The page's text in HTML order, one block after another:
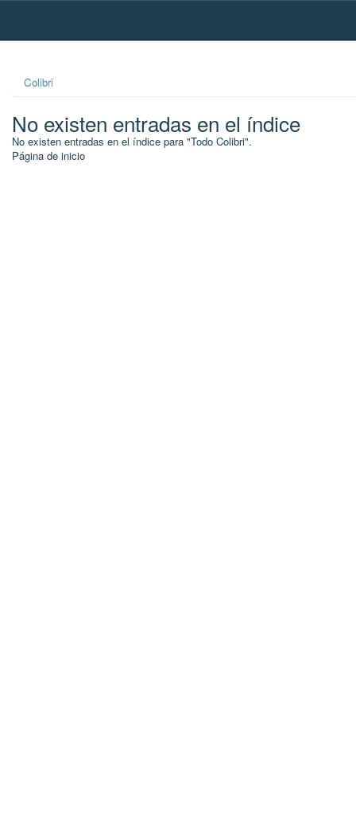
Skip
Colibri
No existen entradas en el índice
No existen entradas en el índice para "Todo Colibri".
Página de inicio